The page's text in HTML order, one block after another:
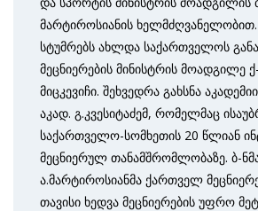
მარტიროსიანის
სტუმრებს ახლდა საქართველოს
მეცნიერების მინისტრის მოადგილე
მიცკევიჩი. შეხვედრა გახსნა
აკად. გ.კვესიტაძემ, რომელმაც
საქართველო-სომხეთის 20 წლიან
მეცნიერულ თანამშრომლობაზე. ბ-
ა.მარტიროსიანმა ქართველ
თავისი ხედვა მეცნიერების უფრო